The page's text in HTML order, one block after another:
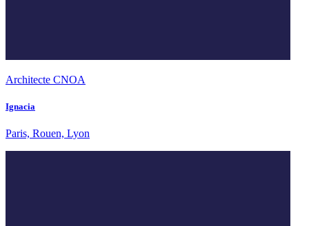
Architecte CNOA
Ignacia
Paris, Rouen, Lyon